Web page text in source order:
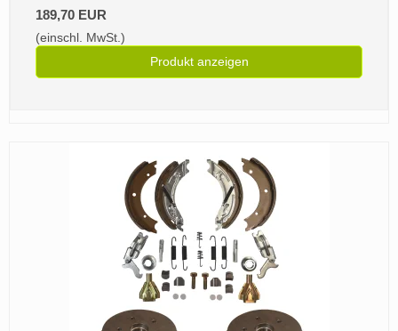
189,70 EUR
(einschl. MwSt.)
Produkt anzeigen